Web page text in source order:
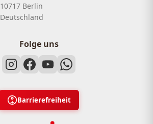
10717 Berlin
Deutschland
Folge uns
Barrierefreiheit